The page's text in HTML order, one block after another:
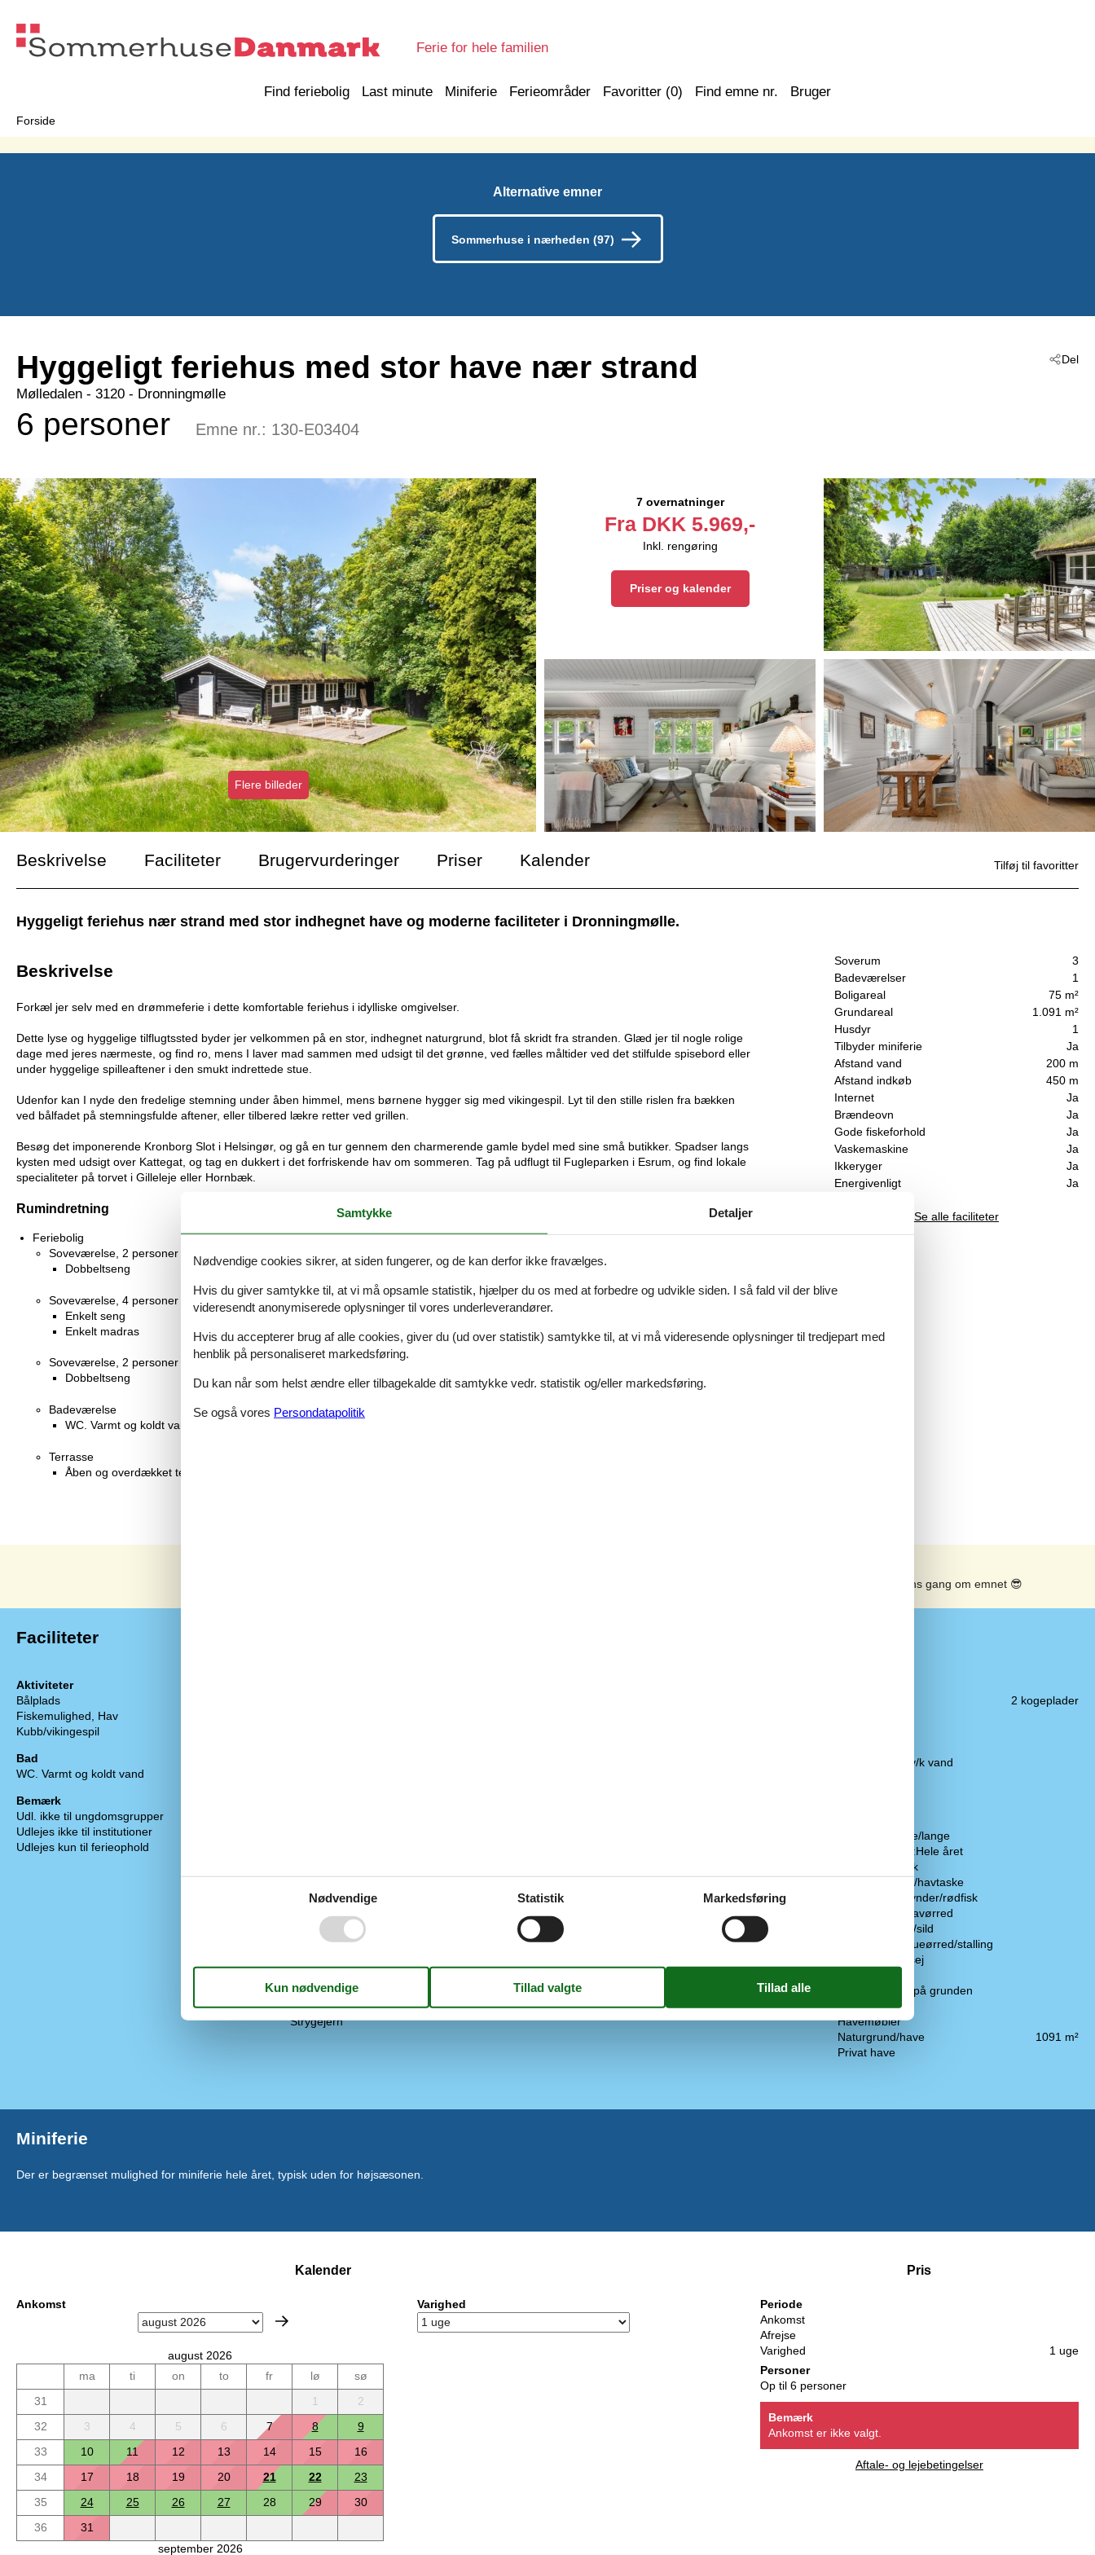
Ferie for hele familien
Find feriebolig Last minute Miniferie Ferieområder Favoritter (0) Find emne nr. Bruger
Forside
Alternative emner
Sommerhuse i nærheden (97)
Del
Hyggeligt feriehus med stor have nær strand
Mølledalen - 3120 - Dronningmølle
6 personer Emne nr.: 130-E03404
Flere billeder
7 overnatninger
Fra DKK 5.969,-
Inkl. rengøring
Priser og kalender
Beskrivelse Faciliteter Brugervurderinger Priser Kalender
Hyggeligt feriehus nær strand med stor indhegnet have og moderne faciliteter i Dronningmølle.
Soverum
3
Badeværelser
1
Boligareal
75 m²
Grundareal
1.091 m²
Husdyr
1
Tilbyder miniferie
Ja
Afstand vand
200 m
Afstand indkøb
450 m
Internet
Ja
Brændeovn
Ja
Gode fiskeforhold
Ja
Vaskemaskine
Ja
Ikkeryger
Ja
Energivenligt
Ja
Se alle faciliteter
Tilføj til favoritter
Beskrivelse
Forkæl jer selv med en drømmeferie i dette komfortable feriehus i idylliske omgivelser.
Dette lyse og hyggelige tilflugtssted byder jer velkommen på en stor, indhegnet naturgrund, blot få skridt fra stranden. Glæd jer til nogle rolige
dage med jeres nærmeste, og find ro, mens I laver mad sammen med udsigt til det grønne, ved fælles måltider ved det stilfulde spisebord eller
under hyggelige spilleaftener i den smukt indrettede stue.
Udenfor kan I nyde den fredelige stemning under åben himmel, mens børnene hygger sig med vikingespil. Lyt til den stille rislen fra bækken
ved bålfadet på stemningsfulde aftener, eller tilbered lækre retter ved grillen.
Besøg det imponerende Kronborg Slot i Helsingør, og gå en tur gennem den charmerende gamle bydel med sine små butikker. Spadser langs
kysten med udsigt over Kattegat, og tag en dukkert i det forfriskende hav om sommeren. Tag på udflugt til Fugleparken i Esrum, og find lokale
specialiteter på torvet i Gilleleje eller Hornbæk.
Rumindretning
Feriebolig
Soveværelse, 2 personer
Dobbeltseng
Soveværelse, 4 personer
Enkelt seng
Enkelt madras
Soveværelse, 2 personer
Dobbeltseng
Badeværelse
WC. Varmt og koldt vand, Bruser
Terrasse
Åben og overdækket terrasse
Se solens gang om emnet 😎
Faciliteter
Aktiviteter
Bålplads
Fiskemulighed, Hav
Kubb/vikingespil
Bad
WC. Varmt og koldt vand
Bemærk
Udl. ikke til ungdomsgrupper
Udlejes ikke til institutioner
Udlejes kun til ferieophold
Vand inkl.
Vaskemaskine
El artikler
Internet (trådløst)
Smart TV
Strygejern
2 kogeplader
Køkkenet har v/k vand
Fiskeri, Brosme/lange
Fiskeri, Fiskeri:Hele året
Fiskeri, Fladfisk
Fiskeri, Havkat/havtaske
Fiskeri, Helleflynder/rødfisk
Fiskeri, Laks/havørred
Fiskeri, Makrel/sild
Fiskeri, Regnbueørred/stalling
Fiskeri, Torsk/sej
Gratis p-plads på grunden
Grill
Havemøbler
Naturgrund/have
1091 m²
Privat have
Miniferie
Der er begrænset mulighed for miniferie hele året, typisk uden for højsæsonen.
Kalender
Ankomst
august 2026
ma
ti on to fr lø
sø
31
1
2
32
3 4 5 6 7 8
9
33
10 11 12 13 14 15
16
34
17 18 19 20 21 22
23
35
24 25 26 27 28 29
30
36
31
september 2026
Varighed
Pris
Periode
Ankomst
Afrejse
Varighed
1 uge
Personer
Op til 6 personer
Bemærk
Ankomst er ikke valgt.
Aftale- og lejebetingelser
Samtykke Detaljer
Nødvendige cookies sikrer, at siden fungerer, og de kan derfor ikke fravælges.
Hvis du giver samtykke til, at vi må opsamle statistik, hjælper du os med at forbedre og udvikle siden. I så fald vil der blive
videresendt anonymiserede oplysninger til vores underleverandører.
Hvis du accepterer brug af alle cookies, giver du (ud over statistik) samtykke til, at vi må videresende oplysninger til tredjepart med
henblik på personaliseret markedsføring.
Du kan når som helst ændre eller tilbagekalde dit samtykke vedr. statistik og/eller markedsføring.
Se også vores Persondatapolitik
Nødvendige Statistik Markedsføring